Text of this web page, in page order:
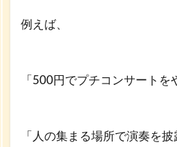
例えば、
「500円でプチコンサートを
「人の集まる場所で演奏を